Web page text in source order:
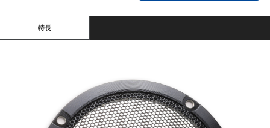
特長